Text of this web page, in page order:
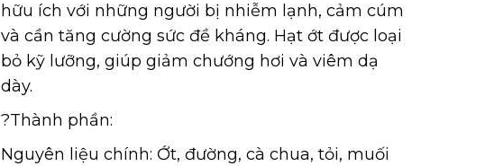
hữu ích với những người bị nhiễm lạnh, cảm cúm
và cần tăng cường sức đề kháng. Hạt ớt được loại
bỏ kỹ lưỡng, giúp giảm chướng hơi và viêm dạ
dày.
?Thành phần:
Nguyên liệu chính: Ớt, đường, cà chua, tỏi, muối